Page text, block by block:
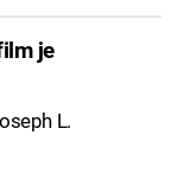
je
L.